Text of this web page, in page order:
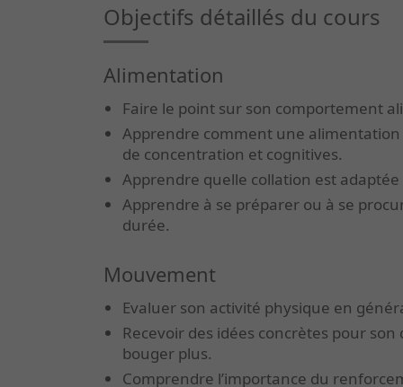
Objectifs détaillés du cours
Alimentation
Faire le point sur son comportement
Apprendre comment une
de concentration et cognitives.
Apprendre quelle collation est
Apprendre à se préparer ou à se
durée.
Mouvement
Evaluer son activité physique en
Recevoir des idées concrètes pour
bouger plus.
Comprendre l’importance du